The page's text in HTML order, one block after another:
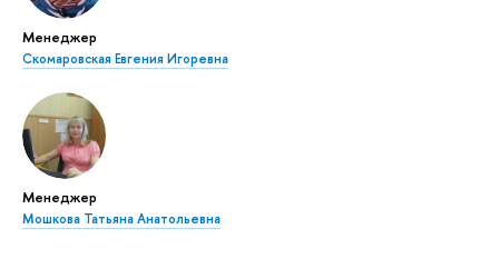
Менеджер
Скомаровская Евгения Игоревна
Менеджер
Мошкова Татьяна Анатольевна